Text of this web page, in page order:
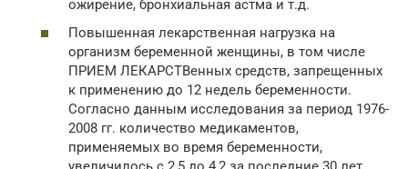
ожирение, бронхиальная астма и т.д.
Повышенная лекарственная нагрузка на
организм беременной женщины, в том числе
ПРИЕМ ЛЕКАРСТВенных средств, запрещенных
к применению до 12 недель беременности.
Согласно данным исследования за период 1976-
2008 гг. количество медикаментов,
применяемых во время беременности,